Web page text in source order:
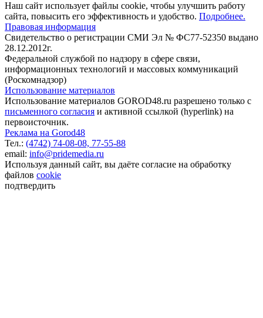
Наш сайт использует файлы cookie, чтобы улучшить работу
сайта, повысить его эффективность и удобство. Подробнее.
Правовая информация
Свидетельство о регистрации СМИ Эл № ФС77-52350 выдано
28.12.2012г.
Федеральной службой по надзору в сфере связи,
информационных технологий и массовых коммуникаций
(Роскомнадзор)
Использование материалов
Использование материалов GOROD48.ru разрешено только с
письменного согласия и активной ссылкой (hyperlink) на
первоисточник.
Реклама на Gorod48
Тел.: (4742) 74-08-08, 77-55-88
email: info@pridemedia.ru
Используя данный сайт, вы даёте согласие на обработку
файлов cookie
подтвердить